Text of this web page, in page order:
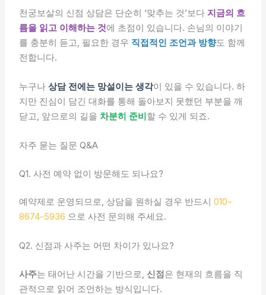
천궁보살의 신점 상담은 단순히 ‘맞추는 것’보다 지금의 흐
름을 읽고 이해하는 것에 초점이 있습니다. 손님의 이야기
를 충분히 듣고, 필요한 경우 직접적인 조언과 방향도 함께
전합니다.
누구나상담 전에는 망설이는 생각이 있을 수 있습니다. 하
지만 진심이 담긴 대화를 통해 돌아보지 못했던 부분을 깨
닫고, 앞으로의 길을 차분히 준비할 수 있게 되죠.
자주 묻는 질문 Q&A
Q1. 사전 예약 없이 방문해도 되나요?
예약제로 운영되므로, 상담을 원하실 경우 반드시010-
8674-5936 으로 사전 문의해 주세요.
Q2. 신점과 사주는 어떤 차이가 있나요?
사주는 태어난 시간을 기반으로, 신점은 현재의 흐름을 직
관적으로 읽어 조언하는 방식입니다.